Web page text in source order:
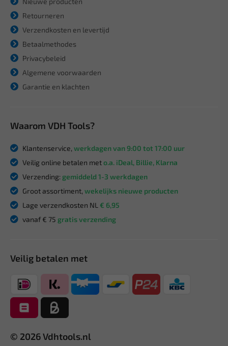
Retourneren
Verzendkosten en levertijd
Betaalmethodes
Privacybeleid
Algemene voorwaarden
Garantie en klachten
Waarom VDH Tools?
Klantenservice, werkdagen van 9:00 tot 17:00 uur
Veilig online betalen meto.a. iDeal, Billie, Klarna
Verzending: gemiddeld 1-3 werkdagen
Groot assortiment, wekelijks nieuwe producten
Lage verzendkosten NL € 6,95
vanaf € 75 gratis verzending
Veilig betalen met
© 2026 Vdhtools.nl